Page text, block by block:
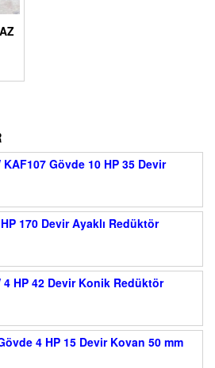
KAF107 Gövde 10 HP 35 Devir
170 Devir Ayaklı Redüktör
4 HP 42 Devir Konik Redüktör
4 HP 15 Devir Kovan 50 mm